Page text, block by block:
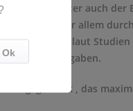
später auch der
Jahre vor allem
steigern laut
, das